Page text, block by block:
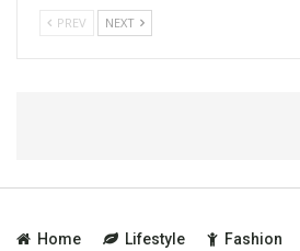
PREV NEXT
Home Lifestyle Fashion